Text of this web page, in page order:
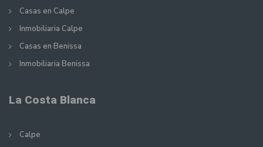
Casas en Calpe
Inmobiliaria Calpe
Casas en Benissa
Inmobiliaria Benissa
La Costa Blanca
Calpe